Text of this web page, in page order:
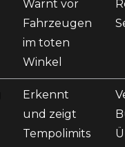
Warnt vor
Fahrzeugen
im toten
Winkel
Erkennt
und zeigt
Tempolimits